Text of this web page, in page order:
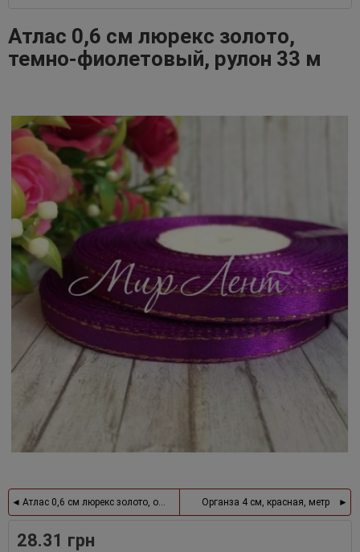
Атлас 0,6 см люрекс золото,
темно-фиолетовый, рулон 33 м
Атлас 0,6 см люрекс золото, оливковый, рулон 33 мОрганза 4 см, красная, метр
28.31 грн